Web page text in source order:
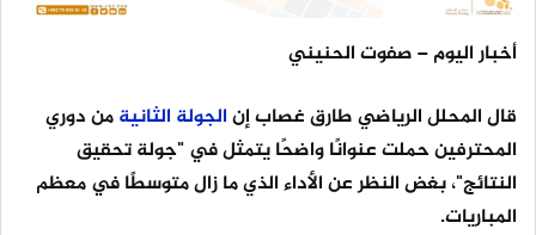
أخبار اليوم – صفوت الحنيني
قال المحلل الرياضي طارق غصاب إنالجولة الثانيةمن دوري
المحترفين حملت عنوانًا واضحًا يتمثل في "جولة تحقيق
النتائج"، بغض النظر عن الأداء الذي ما زال متوسطًا في معظم
المباريات.